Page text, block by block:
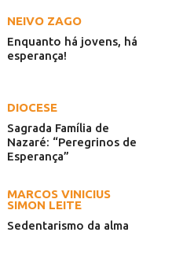
NEIVO ZAGO
Enquanto há jovens, há
esperança!
DIOCESE
Sagrada Família de
Nazaré: “Peregrinos de
Esperança”
MARCOS VINICIUS
SIMON LEITE
Sedentarismo da alma